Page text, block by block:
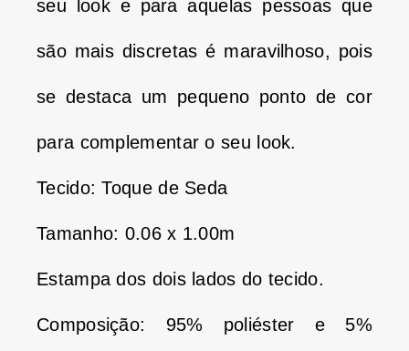
seu look e para aquelas pessoas que
são mais discretas é maravilhoso, pois
se destaca um pequeno ponto de cor
para complementar o seu look.
Tecido: Toque de Seda
Tamanho: 0.06 x 1.00m
Estampa dos dois lados do tecido.
Composição: 95% poliéster e 5%